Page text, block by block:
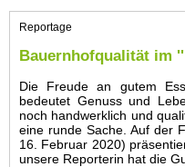
Reportage
Bauernhofqualität im
Die Freude an gutem
bedeutet Genuss und
noch handwerklich und
eine runde Sache. Auf der
16. Februar 2020)
unsere Reporterin hat die